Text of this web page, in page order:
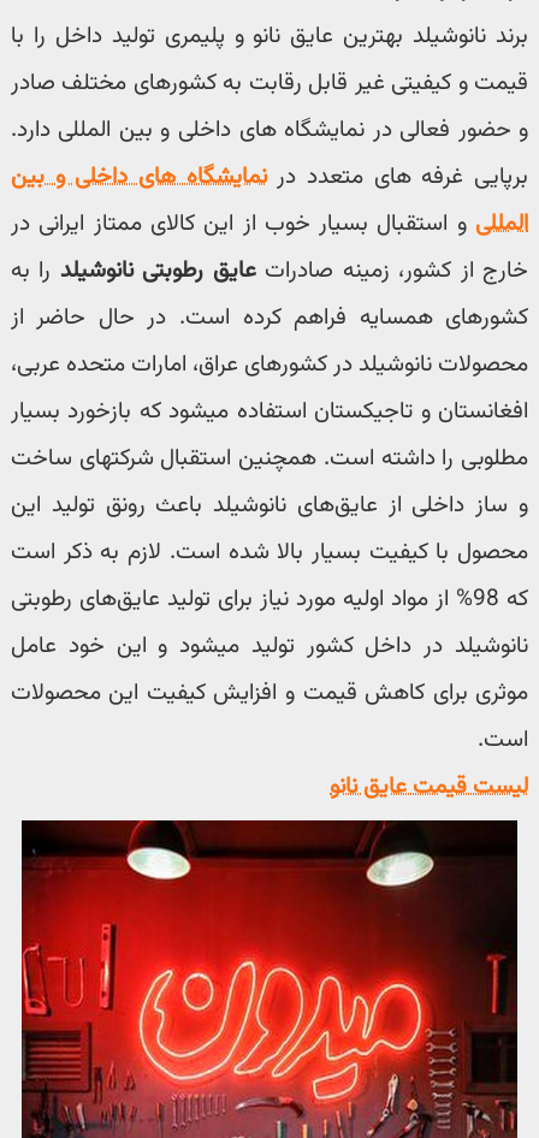
برند نانوشیلد بهترین عایق نانو و پلیمری تولید داخل را با
قیمت و کیفیتی غیر قابل رقابت به کشورهای مختلف صادر
و حضور فعالی در نمایشگاه های داخلی و بین المللی دارد.
برپایی غرفه های متعدد درنمایشگاه های داخلی و بین
المللی و استقبال بسیار خوب از این کالای ممتاز ایرانی در
خارج از کشور، زمینه صادراتعایق رطوبتی نانوشیلد را به
کشورهای همسایه فراهم کرده است. در حال حاضر از
محصولات نانوشیلد در کشورهای عراق، امارات متحده عربی،
افغانستان و تاجیکستان استفاده میشود که بازخورد بسیار
مطلوبی را داشته است. همچنین استقبال شرکتهای ساخت
و ساز داخلی از عایق‌های نانوشیلد باعث رونق تولید این
محصول با کیفیت بسیار بالا شده است. لازم به ذکر است
که 98% از مواد اولیه مورد نیاز برای تولید عایق‌های رطوبتی
نانوشیلد در داخل کشور تولید میشود و این خود عامل
موثری برای کاهش قیمت و افزایش کیفیت این محصولات
است.
لیست قیمت عایق نانو